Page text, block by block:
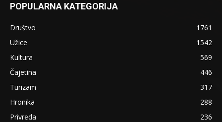
POPULARNA KATEGORIJA
Društvo
1761
Užice
1542
Kultura
569
Čajetina
446
Turizam
317
Hronika
288
Privreda
236